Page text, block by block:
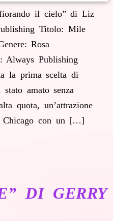
il cielo” di Liz
Titolo: Mile
Rosa
Always Publishing
la prima scelta di
amato senza
quota, un’attrazione
Chicago con un […]
DI GERRY